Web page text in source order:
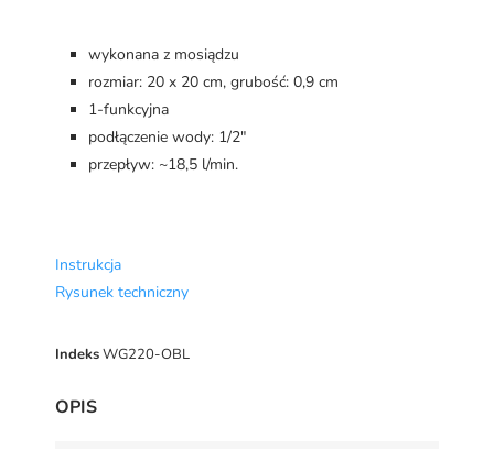
wykonana z mosiądzu
rozmiar: 20 x 20 cm, grubość: 0,9 cm
1-funkcyjna
podłączenie wody: 1/2"
przepływ: ~18,5 l/min.
Instrukcja
Rysunek techniczny
IndeksWG220-OBL
OPIS